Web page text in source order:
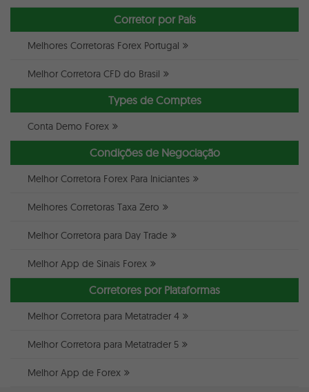
Corretor por País
Melhores Corretoras Forex Portugal
Melhor Corretora CFD do Brasil
Types de Comptes
Conta Demo Forex
Condições de Negociação
Melhor Corretora Forex Para Iniciantes
Melhores Corretoras Taxa Zero
Melhor Corretora para Day Trade
Melhor App de Sinais Forex
Corretores por Plataformas
Melhor Corretora para Metatrader 4
Melhor Corretora para Metatrader 5
Melhor App de Forex